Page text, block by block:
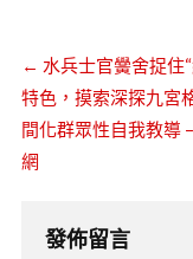
← 水兵士官黌舍捉住
特色，摸索深探九宮
間化群眾性自我教導
網
發佈留言